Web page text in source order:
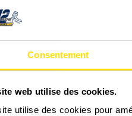
Consentement
web utilise des cookies.
utilise des cookies pour